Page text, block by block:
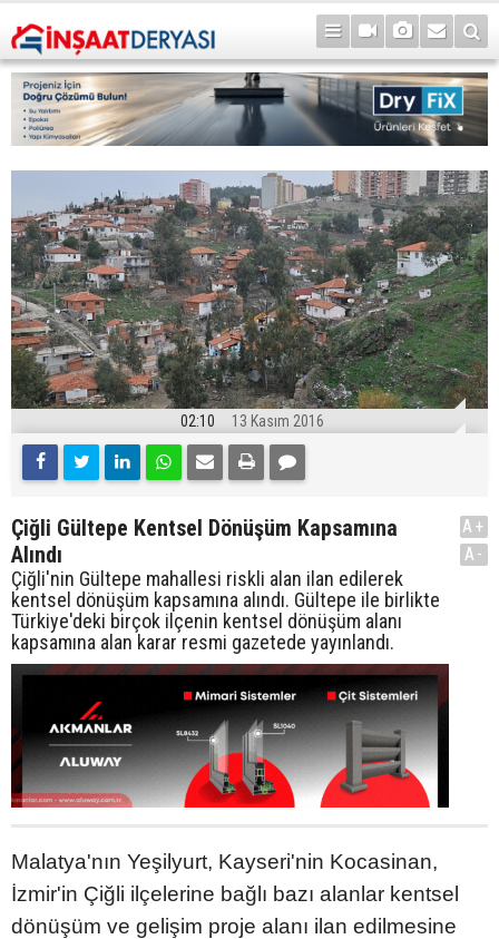
02:10 13 Kasım 2016
Çiğli Gültepe Kentsel Dönüşüm Kapsamına
Alındı
Çiğli'nin Gültepe mahallesi riskli alan ilan edilerek
kentsel dönüşüm kapsamına alındı. Gültepe ile birlikte
Türkiye'deki birçok ilçenin kentsel dönüşüm alanı
kapsamına alan karar resmi gazetede yayınlandı.
A+
A-
Malatya'nın Yeşilyurt, Kayseri'nin Kocasinan,
İzmir'in Çiğli ilçelerine bağlı bazı alanlar kentsel
dönüşüm ve gelişim proje alanı ilan edilmesine